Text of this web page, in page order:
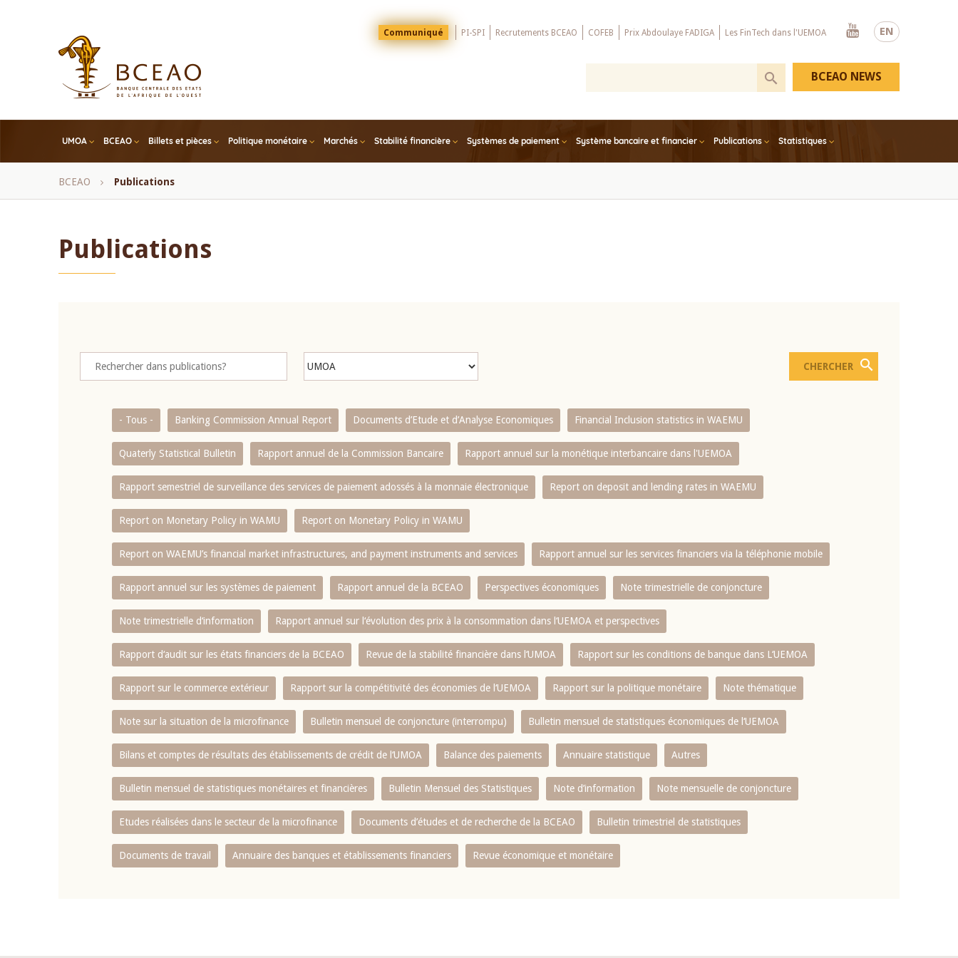
EN
Menu
Top
Communiqué PI-SPI Recrutements BCEAO COFEB Prix Abdoulaye FADIGA Les FinTech dans l'UEMOA
Youtube
UMOA BCEAO Billets et pièces Politique monétaire Marchés Stabilité financière Systèmes de paiement Système bancaire et financier Publications Statistiques
BCEAO NEWS
Fil
BCEAO Publications
Publications
- Tous - Banking Commission Annual Report Documents d’Etude et d’Analyse Economiques Financial Inclusion statistics in WAEMU
Quaterly Statistical Bulletin Rapport annuel de la Commission Bancaire Rapport annuel sur la monétique interbancaire dans l'UEMOA
Rapport semestriel de surveillance des services de paiement adossés à la monnaie électronique Report on deposit and lending rates in WAEMU
Report on Monetary Policy in WAMU Report on Monetary Policy in WAMU
Report on WAEMU’s financial market infrastructures, and payment instruments and services Rapport annuel sur les services financiers via la téléphonie mobile
Rapport annuel sur les systèmes de paiement Rapport annuel de la BCEAO Perspectives économiques Note trimestrielle de conjoncture
Note trimestrielle d‘information Rapport annuel sur l‘évolution des prix à la consommation dans l‘UEMOA et perspectives
Rapport d‘audit sur les états financiers de la BCEAO Revue de la stabilité financière dans l‘UMOA Rapport sur les conditions de banque dans L‘UEMOA
Rapport sur le commerce extérieur Rapport sur la compétitivité des économies de l‘UEMOA Rapport sur la politique monétaire Note thématique
Note sur la situation de la microfinance Bulletin mensuel de conjoncture (interrompu) Bulletin mensuel de statistiques économiques de l‘UEMOA
Bilans et comptes de résultats des établissements de crédit de l‘UMOA Balance des paiements Annuaire statistique Autres
Bulletin mensuel de statistiques monétaires et financières Bulletin Mensuel des Statistiques Note d’information Note mensuelle de conjoncture
Etudes réalisées dans le secteur de la microfinance Documents d’études et de recherche de la BCEAO Bulletin trimestriel de statistiques
Documents de travail Annuaire des banques et établissements financiers Revue économique et monétaire